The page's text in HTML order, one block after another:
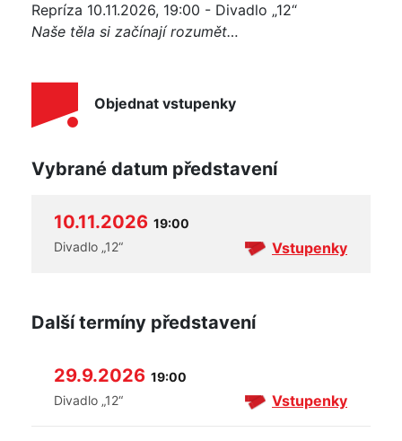
Repríza 10.11.2026, 19:00 - Divadlo „12“
Naše těla si začínají rozumět…
Objednat vstupenky
Vybrané datum představení
10.11.2026 19:00
Divadlo „12“
Vstupenky
Další termíny představení
29.9.2026 19:00
Divadlo „12“
Vstupenky